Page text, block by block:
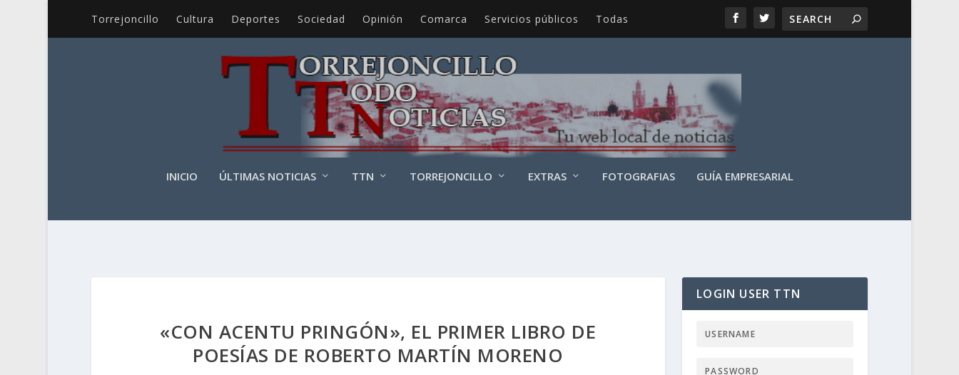
Torrejoncillo Cultura Deportes Sociedad Opinión Comarca Servicios públicos Todas
INICIO ÚLTIMAS NOTICIAS TTN TORREJONCILLO EXTRAS FOTOGRAFIAS GUÍA EMPRESARIAL
«CON ACENTU PRINGÓN», EL PRIMER LIBRO DE
POESÍAS DE ROBERTO MARTÍN MORENO
LOGIN USER TTN